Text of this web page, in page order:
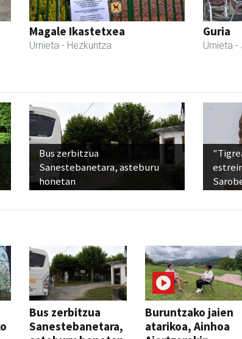
Magale Ikastetxea
Urnieta - Hezkuntza
Guria
Urnieta -
Bus zerbitzua
Sanestebanetara, asteburu
honetan
Bus zerbitzua
Sanestebanetara,
Buruntzako jaien
atarikoa, Ainhoa